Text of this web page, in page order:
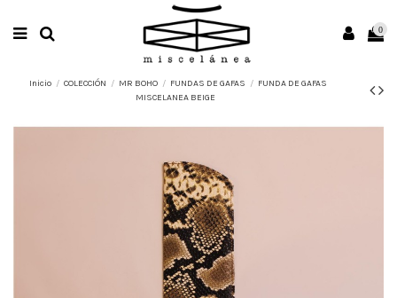
0
Inicio COLECCIÓN MR BOHO FUNDAS DE GAFAS
FUNDA DE GAFAS
MISCELANEA BEIGE